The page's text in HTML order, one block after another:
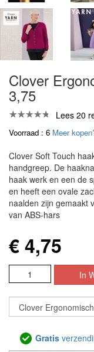
Clover
3,75
Lees 20
Voorraad : 6 Meer
Clover Soft Touch
handgreep. De
haak werk en een de
en heeft een ovale
naalden zijn gemaakt
van ABS-hars
€ 4,75
Gratis